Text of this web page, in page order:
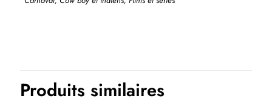
Produits similaires